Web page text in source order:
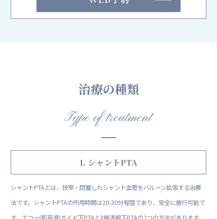
治療の種類
Type of treatment
1. シャントPTA
シャントPTAとは、狭窄・閉塞したシャント血管をバルーン拡張する治療
法です。シャントPTAの所用時間は20-30分程度であり、安全に施行可能で